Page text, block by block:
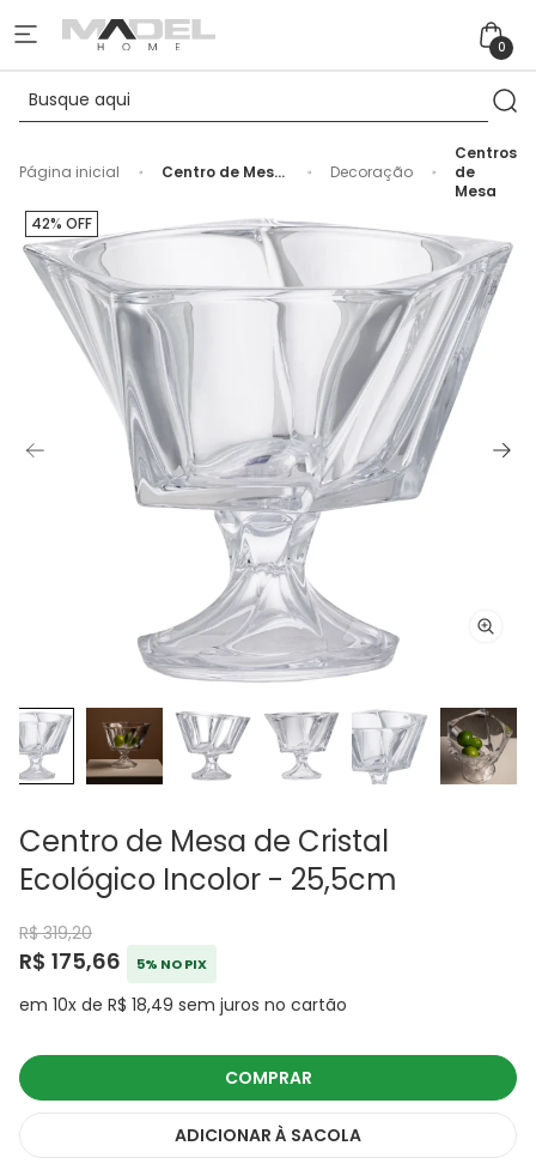
0
Página inicial
Centro de Mesa
Incolor - 25,5cm
Decoração
Centros
de
Mesa
Centro de Mesa de Cristal
Ecológico Incolor - 25,5cm
R$ 319,20
R$ 175,66 5% NO PIX
em 10x de R$ 18,49 sem juros no cartão
42% OFF
COMPRAR
ADICIONAR À SACOLA